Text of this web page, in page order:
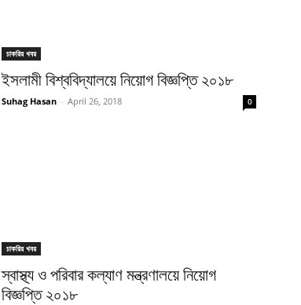
চাকরির খবর
ইসলামী বিশ্ববিদ্যালয়ে নিয়োগ বিজ্ঞপ্তি ২০১৮
Suhag Hasan - April 26, 2018 0
চাকরির খবর
স্বাস্থ্য ও পরিবার কল্যাণ মন্ত্রণালয়ে নিয়োগ
বিজ্ঞপ্তি ২০১৮